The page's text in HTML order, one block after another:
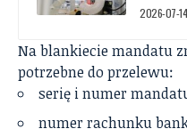
2026-07-
Na blankiecie mandatu
potrzebne do przelewu:
serię i numer
numer rachunku